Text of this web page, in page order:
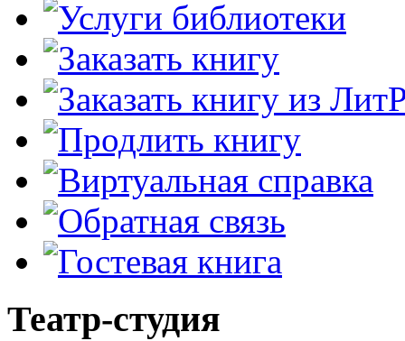
Театр-студия